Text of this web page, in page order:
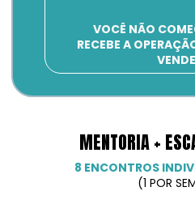
MENTORIA +
8 ENCONTROS
(1 POR
VOCÊ NÃO
RECEBE A